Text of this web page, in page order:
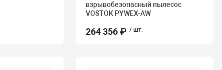
взрывобезопасный пылесос
VOSTOK PYWEX-AW
264 356 ₽ / шт.